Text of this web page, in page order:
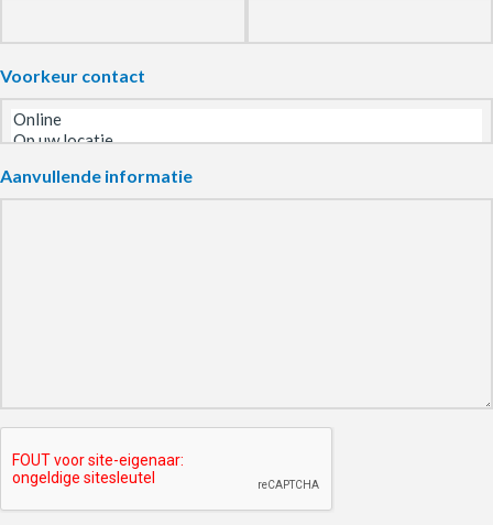
Voorkeur contact
Aanvullende informatie